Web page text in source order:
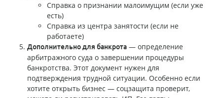
Справка о признании малоимущим (если уже
есть)
Справка из центра занятости (если не
работаете)
Дополнительно для банкрота — определение
арбитражного суда о завершении процедуры
банкротства. Этот документ нужен для
подтверждения трудной ситуации. Особенно если
хотите открыть бизнес — соцзащита проверит,